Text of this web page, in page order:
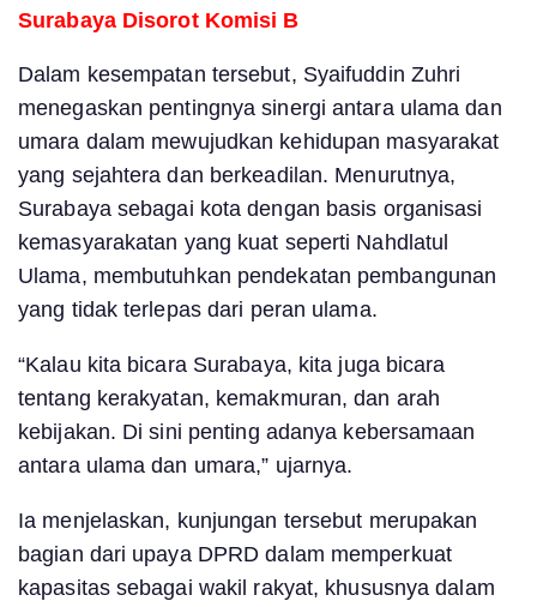
Surabaya Disorot Komisi B
Dalam kesempatan tersebut, Syaifuddin Zuhri
menegaskan pentingnya sinergi antara ulama dan
umara dalam mewujudkan kehidupan masyarakat
yang sejahtera dan berkeadilan. Menurutnya,
Surabaya sebagai kota dengan basis organisasi
kemasyarakatan yang kuat seperti Nahdlatul
Ulama, membutuhkan pendekatan pembangunan
yang tidak terlepas dari peran ulama.
“Kalau kita bicara Surabaya, kita juga bicara
tentang kerakyatan, kemakmuran, dan arah
kebijakan. Di sini penting adanya kebersamaan
antara ulama dan umara,” ujarnya.
Ia menjelaskan, kunjungan tersebut merupakan
bagian dari upaya DPRD dalam memperkuat
kapasitas sebagai wakil rakyat, khususnya dalam